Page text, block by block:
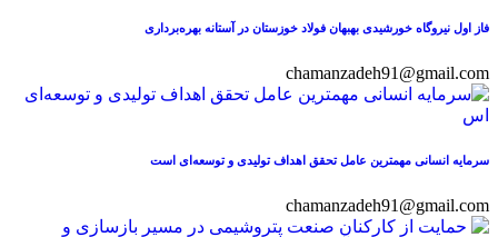
فاز اول نیروگاه خورشیدی بهبهان فولاد خوزستان در آستانه بهره‌برداری
chamanzadeh91@gmail.com
سرمایه انسانی مهمترین عامل تحقق اهداف تولیدی و توسعه‌ای است
chamanzadeh91@gmail.com